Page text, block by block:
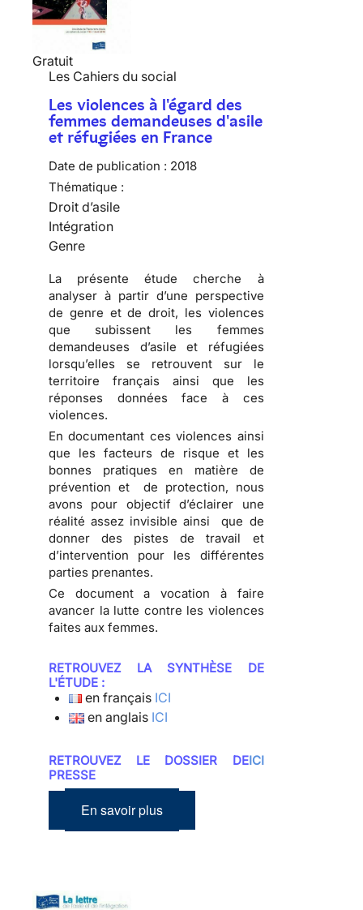
Gratuit
Les Cahiers du social
Les violences à l'égard des
femmes demandeuses d'asile
et réfugiées en France
Date de publication : 2018
Thématique :
Droit d’asile
Intégration
Genre
La présente étude cherche à
analyser à partir d’une perspective
de genre et de droit, les violences
que subissent les femmes
demandeuses d’asile et réfugiées
lorsqu’elles se retrouvent sur le
territoire français ainsi que les
réponses données face à ces
violences.
En documentant ces violences ainsi
que les facteurs de risque et les
bonnes pratiques en matière de
prévention et de protection, nous
avons pour objectif d’éclairer une
réalité assez invisible ainsi que de
donner des pistes de travail et
d’intervention pour les différentes
parties prenantes.
Ce document a vocation à faire
avancer la lutte contre les violences
faites aux femmes.
RETROUVEZ LA SYNTHÈSE DE
L'ÉTUDE :
en français ICI
en anglais ICI
RETROUVEZ LE DOSSIER DE
PRESSE
ICI
En savoir plus